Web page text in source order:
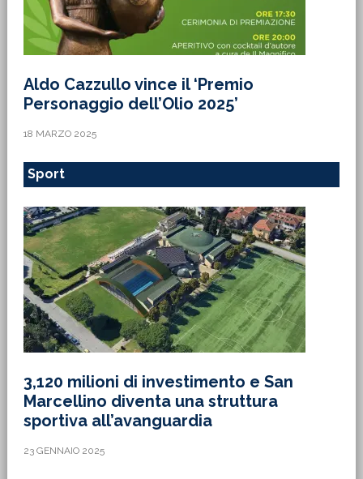
Aldo Cazzullo vince il ‘Premio
Personaggio dell’Olio 2025’
18 MARZO 2025
Sport
3,120 milioni di investimento e San
Marcellino diventa una struttura
sportiva all’avanguardia
23 GENNAIO 2025